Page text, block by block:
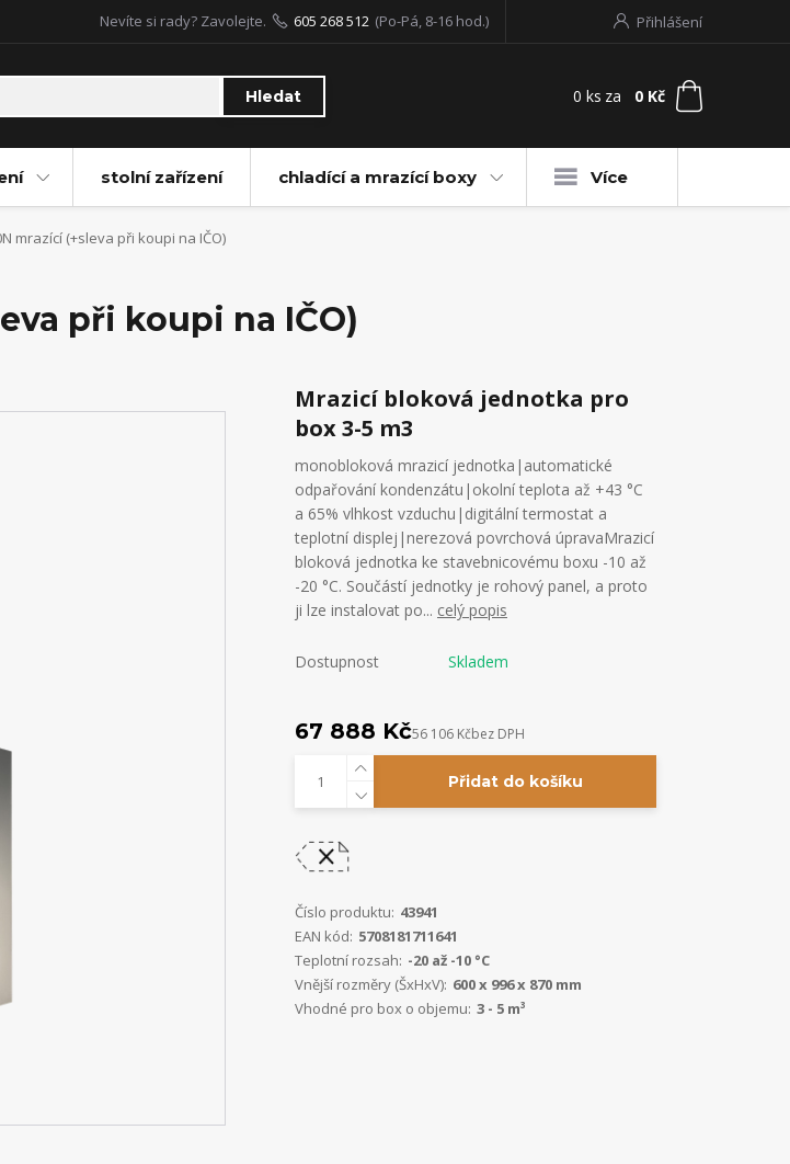
Přihlášení
Hledat
Nevíte si rady? Zavolejte. 605 268 512 (Po-Pá, 8-16 hod.)
0 ks za 0 Kč
stolní zařízení chladící a mrazící boxy Více
mrazící (+sleva při koupi na IČO)
při koupi na IČO)
Mrazicí bloková jednotka pro
box 3-5 m3
monobloková mrazicí jednotka|automatické
odpařování kondenzátu|okolní teplota až +43 °C
a 65% vlhkost vzduchu|digitální termostat a
teplotní displej|nerezová povrchová úpravaMrazicí
bloková jednotka ke stavebnicovému boxu -10 až
-20 °C. Součástí jednotky je rohový panel, a proto
ji lze instalovat po... celý popis
Dostupnost Skladem
67 888 Kč56 106 Kčbez DPH
Přidat do košíku
Číslo produktu: 43941
EAN kód: 5708181711641
Teplotní rozsah: -20 až -10 °C
Vnější rozměry (ŠxHxV): 600 x 996 x 870 mm
Vhodné pro box o objemu: 3 - 5 m³